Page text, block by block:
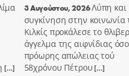
[…]
3 Αυγούστου, 2026Λύπη και
συγκίνηση στην κοινωνία
Κιλκίς προκάλεσε το
άγγελμα της αιφνίδιας
πρόωρης απώλειας τού
58χρόνου Πέτρου[…]